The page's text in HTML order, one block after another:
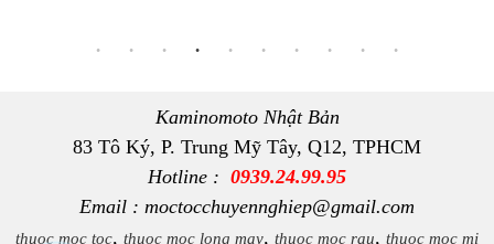
Kaminomoto Nhật Bản
83 Tô Ký, P. Trung Mỹ Tây, Q12, TPHCM
Hotline : 0939.24.99.95
Email : moctocchuyennghiep@gmail.com
thuoc moc toc, thuoc moc long may, thuoc moc rau, thuoc moc mi